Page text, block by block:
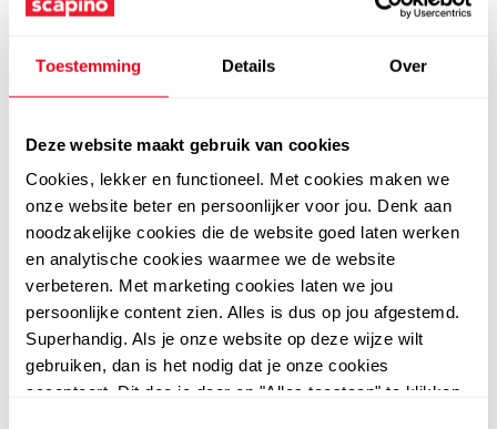
Toestemming Details Over
Deze website maakt gebruik van cookies
Cookies, lekker en functioneel. Met cookies maken we
onze website beter en persoonlijker voor jou. Denk aan
noodzakelijke cookies die de website goed laten werken
en analytische cookies waarmee we de website
verbeteren. Met marketing cookies laten we jou
persoonlijke content zien. Alles is dus op jou afgestemd.
Superhandig. Als je onze website op deze wijze wilt
gebruiken, dan is het nodig dat je onze cookies
accepteert. Dit doe je door op "Alles toestaan" te klikken.